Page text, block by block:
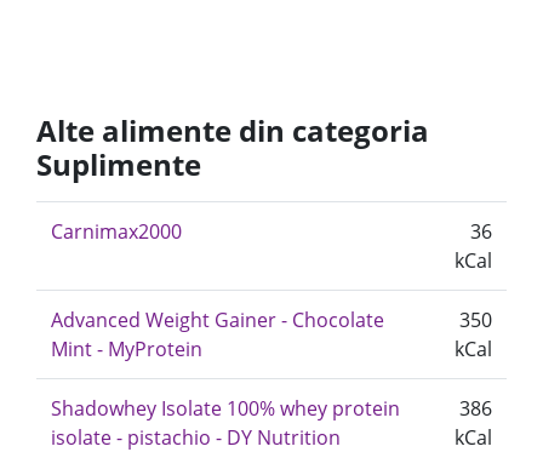
Alte alimente din categoria
Suplimente
Carnimax2000
36
kCal
Advanced Weight Gainer - Chocolate
Mint - MyProtein
350
kCal
Shadowhey Isolate 100% whey protein
isolate - pistachio - DY Nutrition
386
kCal